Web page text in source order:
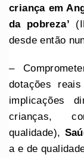
criança em
da pobreza’
desde então
–
dotações
implicações
crianças,
qualidade),
a e de